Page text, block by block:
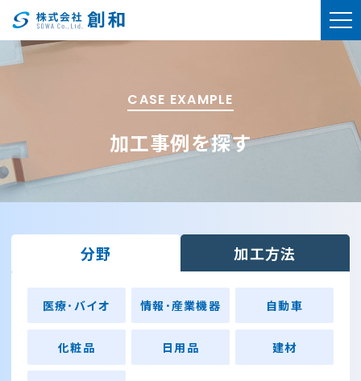
CASE EXAMPLE
加工事例を探す
分野 加工方法
医療･バイオ 情報･産業機器 自動車
化粧品 日用品 建材